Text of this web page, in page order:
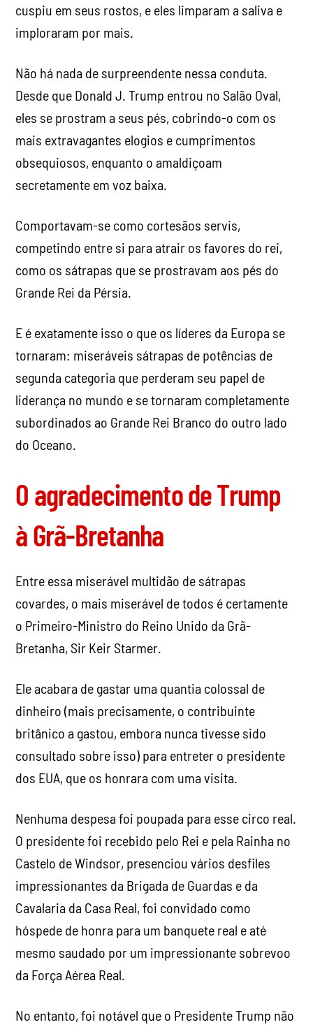
cuspiu em seus rostos, e eles limparam a saliva e
imploraram por mais.
Não há nada de surpreendente nessa conduta.
Desde que Donald J. Trump entrou no Salão Oval,
eles se prostram a seus pés, cobrindo-o com os
mais extravagantes elogios e cumprimentos
obsequiosos, enquanto o amaldiçoam
secretamente em voz baixa.
Comportavam-se como cortesãos servis,
competindo entre si para atrair os favores do rei,
como os sátrapas que se prostravam aos pés do
Grande Rei da Pérsia.
E é exatamente isso o que os líderes da Europa se
tornaram: miseráveis ​​sátrapas de potências de
segunda categoria que perderam seu papel de
liderança no mundo e se tornaram completamente
subordinados ao Grande Rei Branco do outro lado
do Oceano.
O agradecimento de Trump
à Grã-Bretanha
Entre essa miserável multidão de sátrapas
covardes, o mais miserável de todos é certamente
o Primeiro-Ministro do Reino Unido da Grã-
Bretanha, Sir Keir Starmer.
Ele acabara de gastar uma quantia colossal de
dinheiro (mais precisamente, o contribuinte
britânico a gastou, embora nunca tivesse sido
consultado sobre isso) para entreter o presidente
dos EUA, que os honrara com uma visita.
Nenhuma despesa foi poupada para esse circo real.
O presidente foi recebido pelo Rei e pela Rainha no
Castelo de Windsor, presenciou vários desfiles
impressionantes da Brigada de Guardas e da
Cavalaria da Casa Real, foi convidado como
hóspede de honra para um banquete real e até
mesmo saudado por um impressionante sobrevoo
da Força Aérea Real.
No entanto, foi notável que o Presidente Trump não